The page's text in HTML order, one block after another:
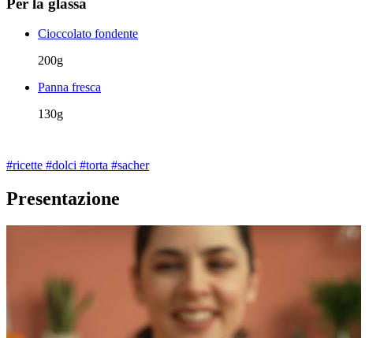
Cioccolato fondente
200g
Panna fresca
130g
#ricette #dolci #torta #sacher
Presentazione